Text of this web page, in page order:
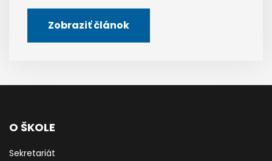
Zobraziť článok
O ŠKOLE
Sekretariát